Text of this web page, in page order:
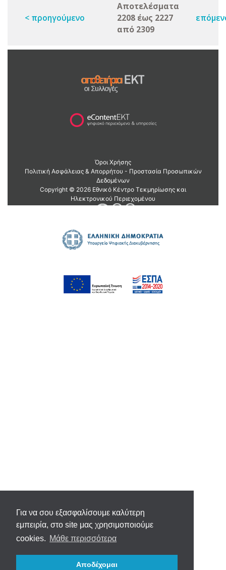
Για να σου εξασφαλίσουμε καλύτερη
εμπειρία, στο site μας χρησιμοποιούμε
cookies. Μάθε περισσότερα
Αποδέχομαι
< προηγούμενο
Αποτελέσματα
2208 έως 2227
από 2309